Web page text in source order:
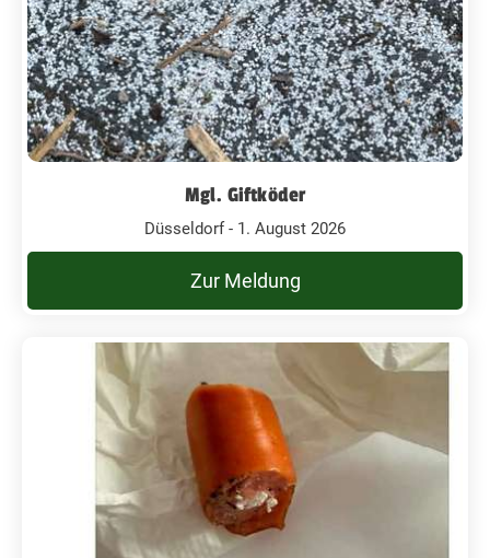
Mgl. Giftköder
Düsseldorf - 1. August 2026
Zur Meldung